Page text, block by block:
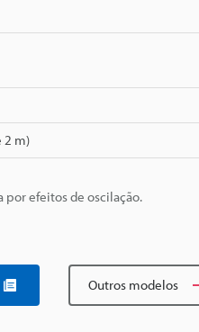
2 m)
por efeitos de oscilação.
Outros modelos